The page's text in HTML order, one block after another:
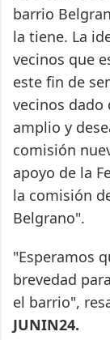
barrio
la tiene. La
vecinos que
este fin de
vecinos dado
amplio y
comisión
apoyo de la
la comisión
Belgrano".
"Esperamos
brevedad
el barrio",
JUNIN24.